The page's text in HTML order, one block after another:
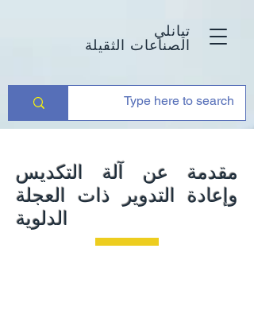
تيانلي
الصناعات الثقيلة
مقدمة عن آلة التكديس
وإعادة التدوير ذات العجلة
الدلوية